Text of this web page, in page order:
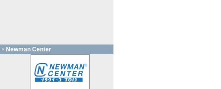
Newman Center